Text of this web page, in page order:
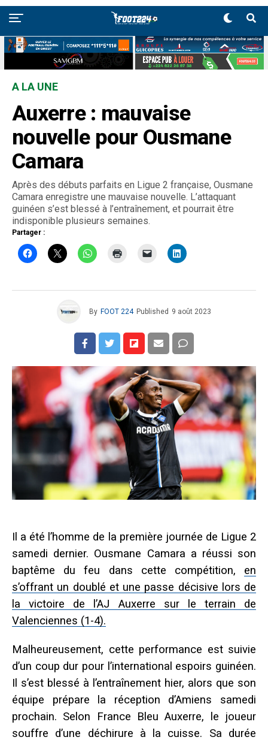
A LA UNE
Auxerre : mauvaise
nouvelle pour Ousmane
Camara
Après des débuts parfaits en Ligue 2 française, Ousmane
Camara enregistre une mauvaise nouvelle. L’attaquant
guinéen s’est blessé à l’entraînement, et pourrait être
indisponible plusieurs semaines.
Partager :
By FOOT 224 Published 9 août 2023
Il a été l’homme de la première journée de Ligue 2
samedi dernier. Ousmane Camara a réussi son
baptême du feu dans cette compétition, en
s’offrant un doublé et une passe décisive lors de
la victoire de l’AJ Auxerre sur le terrain de
Valenciennes (1-4).
Malheureusement, cette performance est suivie
d’un coup dur pour l’international espoirs guinéen.
Il s’est blessé à l’entraînement hier, alors que son
équipe prépare la réception d’Amiens samedi
prochain. Selon France Bleu Auxerre, le joueur
souffre d’une déchirure à la cuisse. Sa durée